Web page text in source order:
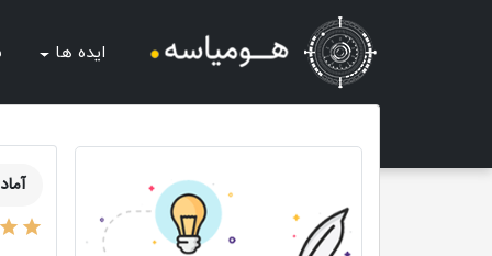
ایده ها